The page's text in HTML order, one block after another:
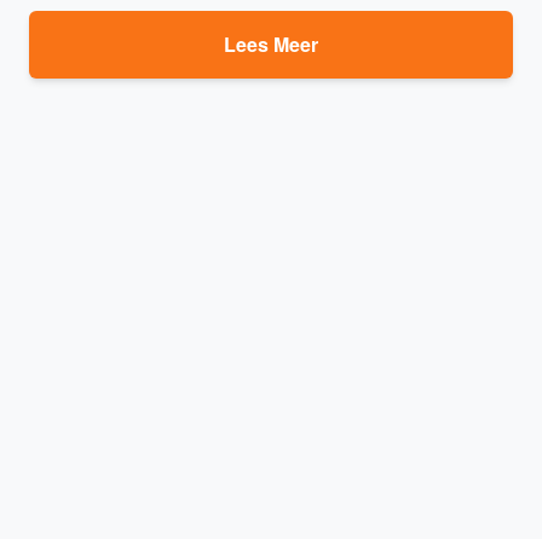
Lees Meer